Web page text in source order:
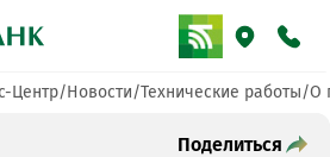
Центр Новости Технические работы О
Поделиться